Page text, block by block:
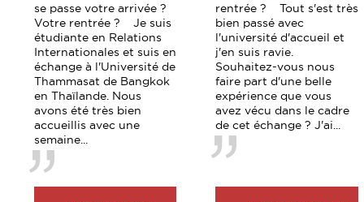
se passe votre arrivée ?
Votre rentrée ? Je suis
étudiante en Relations
Internationales et suis en
échange à l'Université de
Thammasat de Bangkok
en Thaïlande. Nous
avons été très bien
accueillis avec une
semaine...
rentrée ? Tout s'est très
bien passé avec
l'université d'accueil et
j'en suis ravie.
Souhaitez-vous nous
faire part d'une belle
expérience que vous
avez vécu dans le cadre
de cet échange ? J'ai...